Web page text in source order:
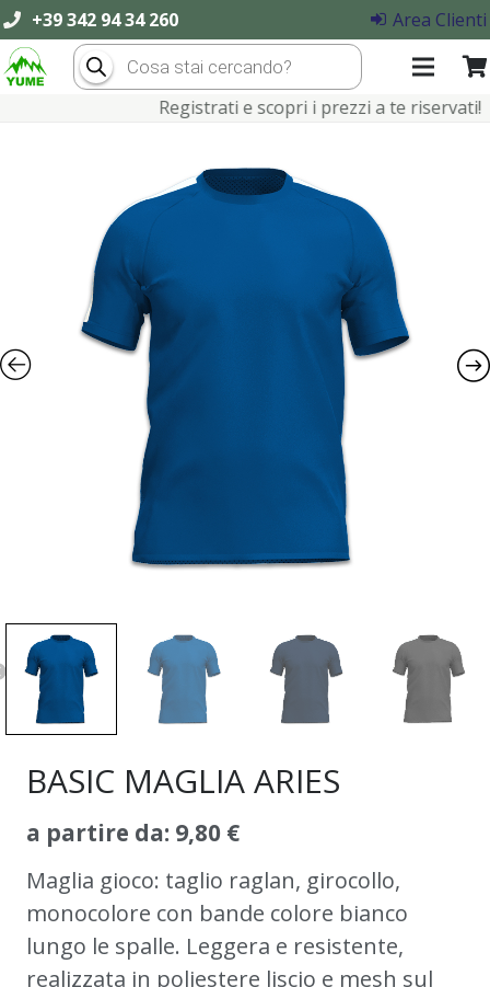
+39 342 94 34 260
Area Clienti
Products
search
Registrati e scopri i prezzi a te riservati!
BASIC MAGLIA ARIES
a partire da: 9,80 €
Maglia gioco: taglio raglan, girocollo,
monocolore con bande colore bianco
lungo le spalle. Leggera e resistente,
realizzata in poliestere liscio e mesh sul